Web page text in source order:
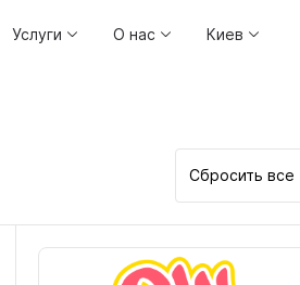
Услуги О нас Киев
Сбросить все